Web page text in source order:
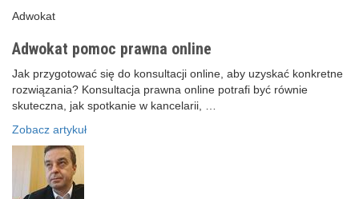
Adwokat
Adwokat pomoc prawna online
Jak przygotować się do konsultacji online, aby uzyskać konkretne
rozwiązania? Konsultacja prawna online potrafi być równie
skuteczna, jak spotkanie w kancelarii, …
Zobacz artykuł